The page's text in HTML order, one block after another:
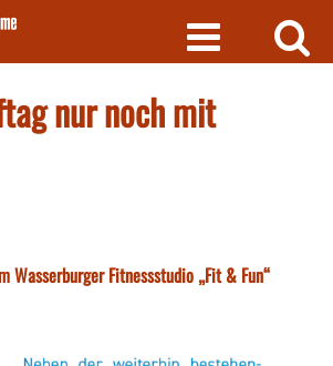
nur noch mit
Wasserburger Fitnessstudio „Fit & Fun“